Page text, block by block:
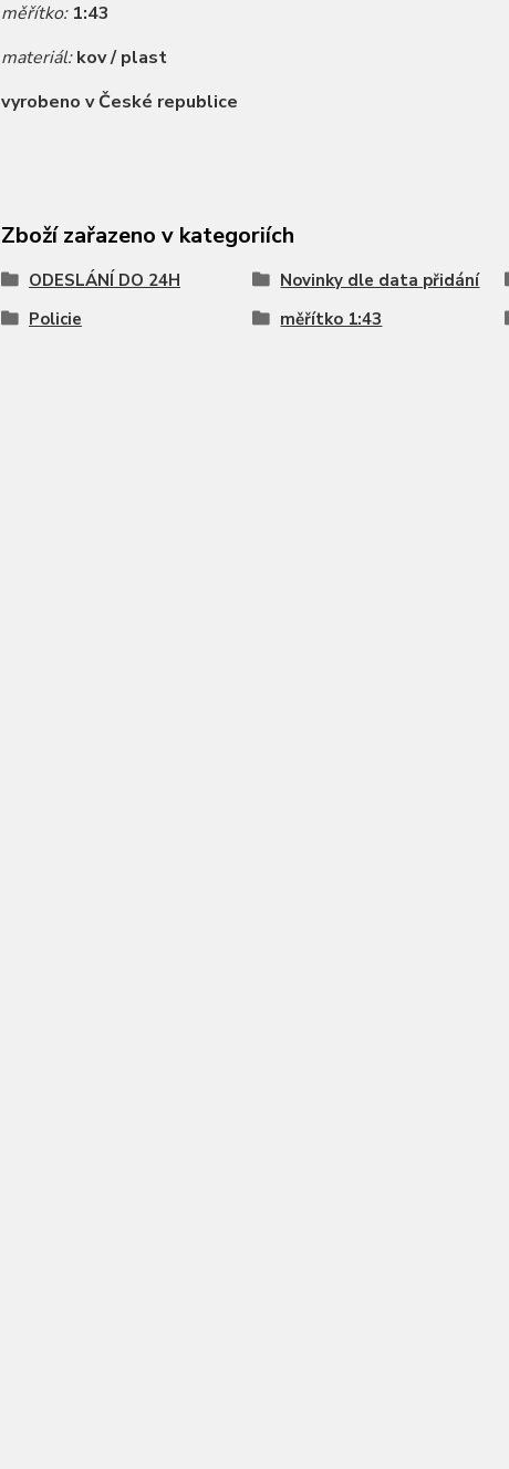
měřítko: 1:43
materiál:kov / plast
vyrobeno v České republice
Zboží zařazeno v kategoriích
ODESLÁNÍ DO 24H Novinky dle data přidání
Policie
měřítko 1:43